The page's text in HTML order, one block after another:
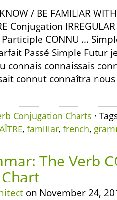
/ BE FAMILIAR
Conjugation
Participle CONNU …
Passé Simple Futur
connais connaissais
connut connaîtra
Conjugation Charts ·
, familiar, french,
The Verb
on November 24,